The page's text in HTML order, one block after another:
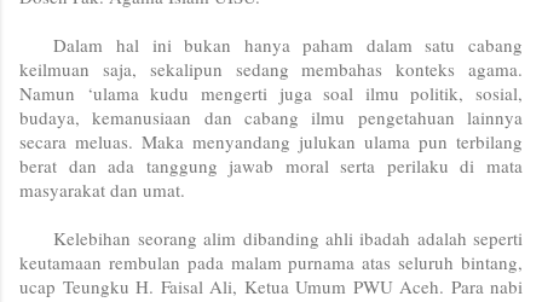
Dalam hal ini bukan hanya paham dalam satu cabang
keilmuan saja, sekalipun sedang membahas konteks agama.
Namun ‘ulama kudu mengerti juga soal ilmu politik, sosial,
budaya, kemanusiaan dan cabang ilmu pengetahuan lainnya
secara meluas. Maka menyandang julukan ulama pun terbilang
berat dan ada tanggung jawab moral serta perilaku di mata
masyarakat dan umat.
Kelebihan seorang alim dibanding ahli ibadah adalah seperti
keutamaan rembulan pada malam purnama atas seluruh bintang,
ucap Teungku H. Faisal Ali, Ketua Umum PWU Aceh. Para nabi